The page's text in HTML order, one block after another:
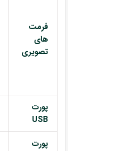
فرمت
های
تصویری
پورت
USB
پورت